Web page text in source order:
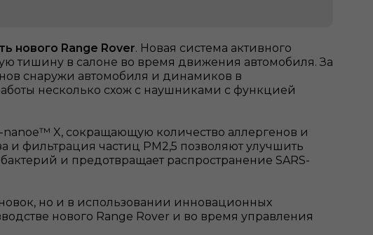
нового Range Rover. Новая система активного
тишину в салоне во время движения автомобиля. За
снаружи автомобиля и динамиков в
несколько схож с наушниками с функцией
nanoe™ X, сокращающую количество аллергенов и
и фильтрация частиц PM2,5 позволяют улучшить
и предотвращает распространение SARS-
но и в использовании инновационных
нового Range Rover и во время управления